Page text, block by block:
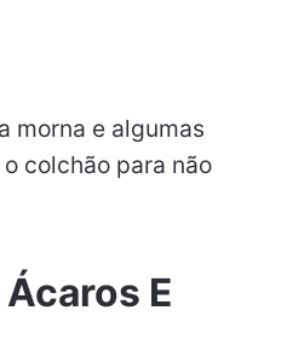
morna e algumas
colchão para não
E